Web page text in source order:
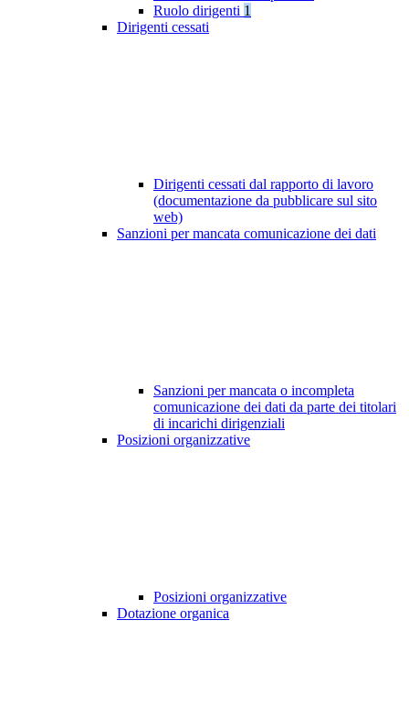
Ruolo dirigenti 1
Dirigenti cessati
Dirigenti cessati dal rapporto di lavoro
(documentazione da pubblicare sul sito
web)
Sanzioni per mancata comunicazione dei dati
Sanzioni per mancata o incompleta
comunicazione dei dati da parte dei titolari
di incarichi dirigenziali
Posizioni organizzative
Posizioni organizzative
Dotazione organica